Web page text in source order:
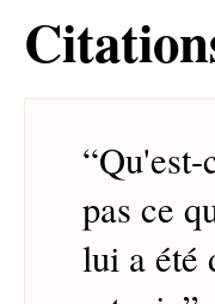
“
pas ce
lui a été